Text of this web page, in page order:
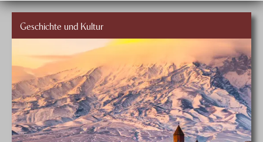
Geschichte und Kultur